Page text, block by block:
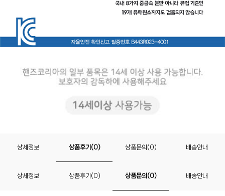
상세정보 상품후기(0) 상품문의(0) 배송안내
상세정보 상품후기(0) 상품문의(0) 배송안내